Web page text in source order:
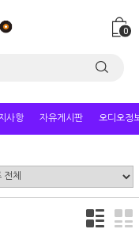
0
사항 자유게시판 오디오정